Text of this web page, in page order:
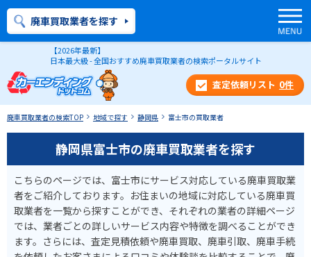
【2026年最新】
日本最大級 - 全国おすすめ廃車買取業者の検索ポータルサイト
0件
廃車買取業者を探す
廃車買取業者の検索TOP 地域で探す 静岡県 富士市の買取業者
静岡県富士市の廃車買取業者を探す
こちらのページでは、富士市にサービス対応している廃車買取業
者をご紹介しております。お住まいの地域に対応している廃車買
取業者を一覧から探すことができ、それぞれの業者の詳細ページ
では、業者ごとの詳しいサービス内容や特徴を調べることができ
ます。さらには、査定見積依頼や廃車買取、廃車引取、廃車手続